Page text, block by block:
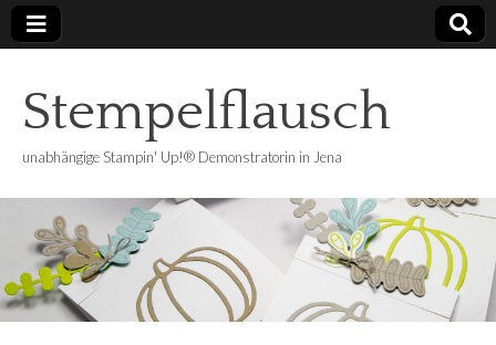
Stempelflausch
unabhängige Stampin' Up!® Demonstratorin in Jena